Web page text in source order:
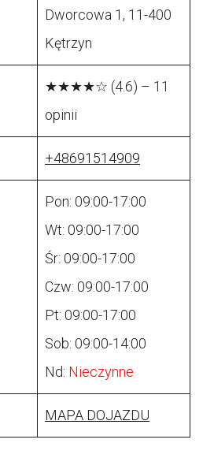
Dworcowa 1, 11-400
Kętrzyn
★★★★☆ (4.6) – 11
opinii
+48691514909
Pon: 09:00-17:00
Wt: 09:00-17:00
Śr: 09:00-17:00
Czw: 09:00-17:00
Pt: 09:00-17:00
Sob: 09:00-14:00
Nd: Nieczynne
MAPA DOJAZDU